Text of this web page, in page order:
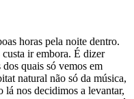
horas pela noite dentro.
ir embora. É dizer
quais só vemos em
natural não só da música,
lá nos decidimos a levantar,